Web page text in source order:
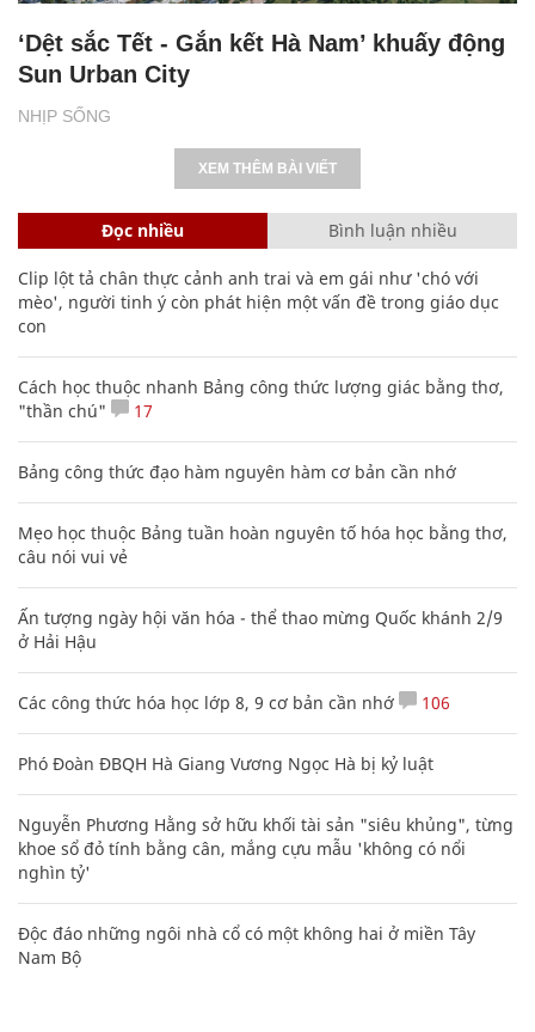
NHỊP SỐNG
‘Dệt sắc Tết - Gắn kết Hà Nam’ khuấy động
Sun Urban City
XEM THÊM BÀI VIẾT
Đọc nhiều Bình luận nhiều
Clip lột tả chân thực cảnh anh trai và em gái như 'chó với
mèo', người tinh ý còn phát hiện một vấn đề trong giáo dục
con
Cách học thuộc nhanh Bảng công thức lượng giác bằng thơ,
"thần chú"
17
Bảng công thức đạo hàm nguyên hàm cơ bản cần nhớ
Mẹo học thuộc Bảng tuần hoàn nguyên tố hóa học bằng thơ,
câu nói vui vẻ
Ấn tượng ngày hội văn hóa - thể thao mừng Quốc khánh 2/9
ở Hải Hậu
Các công thức hóa học lớp 8, 9 cơ bản cần nhớ 106
Phó Đoàn ĐBQH Hà Giang Vương Ngọc Hà bị kỷ luật
Nguyễn Phương Hằng sở hữu khối tài sản "siêu khủng", từng
khoe sổ đỏ tính bằng cân, mắng cựu mẫu 'không có nổi
nghìn tỷ'
Độc đáo những ngôi nhà cổ có một không hai ở miền Tây
Nam Bộ